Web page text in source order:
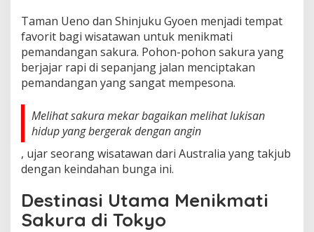
Taman Ueno dan Shinjuku Gyoen menjadi tempat
favorit bagi wisatawan untuk menikmati
pemandangan sakura. Pohon-pohon sakura yang
berjajar rapi di sepanjang jalan menciptakan
pemandangan yang sangat mempesona.
Melihat sakura mekar bagaikan melihat lukisan
hidup yang bergerak dengan angin
, ujar seorang wisatawan dari Australia yang takjub
dengan keindahan bunga ini.
Destinasi Utama Menikmati
Sakura di Tokyo